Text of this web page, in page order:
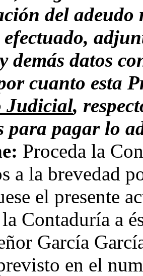
del adeudo
demás datos
cuanto esta
Judicial,
para pagar lo
Proceda la
a la brevedad
el presente
Contaduría a
García
en el